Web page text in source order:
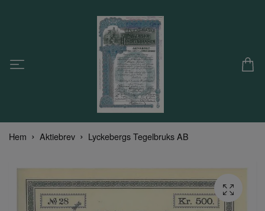
Hem Aktiebrev Lyckebergs Tegelbruks AB